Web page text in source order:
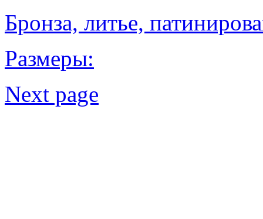
Бронза, литье,
Размеры:
Next page